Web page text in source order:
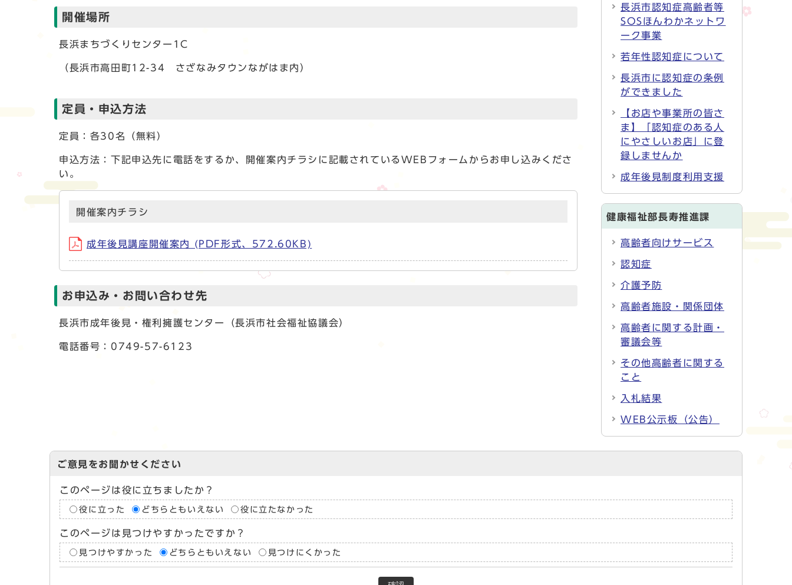
開催場所
長浜まちづくりセンター1C
（長浜市高田町12-34 さざなみタウンながはま内）
定員・申込方法
定員：各30名（無料）
申込方法：下記申込先に電話をするか、開催案内チラシに記載されているWEBフォームからお申し込みくださ
い。
開催案内チラシ
成年後見講座開催案内 (PDF形式、572.60KB)
お申込み・お問い合わせ先
長浜市成年後見・権利擁護センター（長浜市社会福祉協議会）
電話番号：0749-57-6123
長浜市認知症高齢者等
SOSほんわかネットワ
ーク事業
若年性認知症について
長浜市に認知症の条例
ができました
【お店や事業所の皆さ
ま】「認知症のある人
にやさしいお店」に登
録しませんか
成年後見制度利用支援
健康福祉部長寿推進課
高齢者向けサービス
認知症
介護予防
高齢者施設・関係団体
高齢者に関する計画・
審議会等
その他高齢者に関する
こと
入札結果
WEB公示板（公告）
ご意見をお聞かせください
このページは役に立ちましたか？
役に立った どちらともいえない 役に立たなかった
このページは見つけやすかったですか？
見つけやすかった どちらともいえない 見つけにくかった